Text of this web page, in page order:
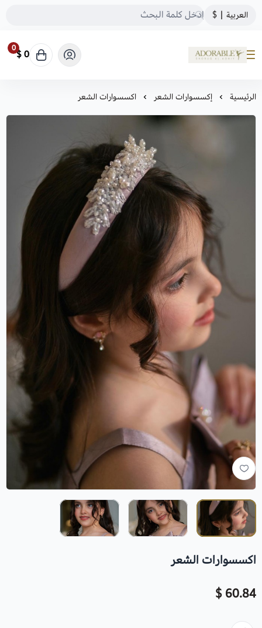
العربية |
$
ADORABLE
0 0 $
الرئيسية إكسسوارات الشعر اكسسوارات الشعر
اكسسوارات الشعر
60.84 $